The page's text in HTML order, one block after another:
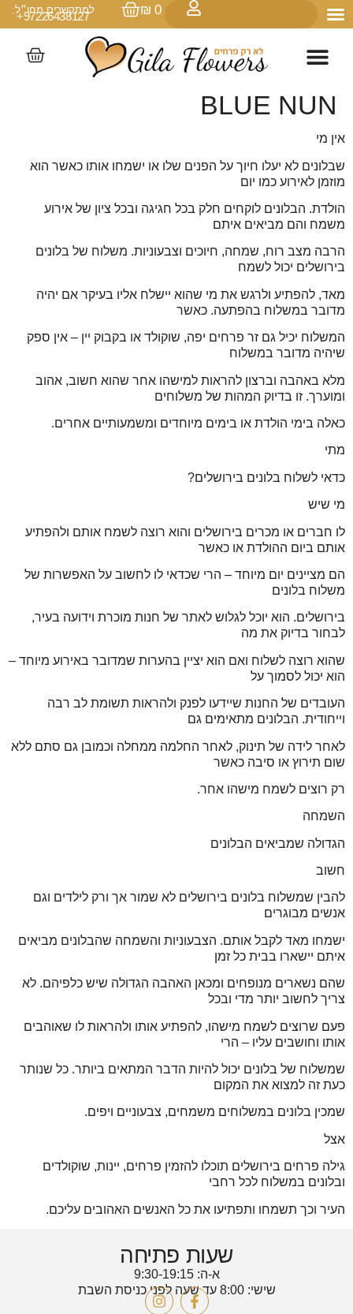
₪ 0 למתקשרים מחו״ל:
97226438127+
BLUE NUN
אין מי
שבלונים לא יעלו חיוך על הפנים שלו או ישמחו אותו כאשר הוא
מוזמן לאירוע כמו יום
הולדת. הבלונים לוקחים חלק בכל חגיגה ובכל ציון של אירוע
משמח והם מביאים איתם
הרבה מצב רוח, שמחה, חיוכים וצבעוניות. משלוח של בלונים
בירושלים יכול לשמח
מאד, להפתיע ולרגש את מי שהוא יישלח אליו בעיקר אם יהיה
מדובר במשלוח בהפתעה. כאשר
המשלוח יכיל גם זר פרחים יפה, שוקולד או בקבוק יין – אין ספק
שיהיה מדובר במשלוח
מלא באהבה וברצון להראות למישהו אחר שהוא חשוב, אהוב
ומוערך. זו בדיוק המהות של משלוחים
כאלה בימי הולדת או בימים מיוחדים ומשמעותיים אחרים.
מתי
כדאי לשלוח בלונים בירושלים?
מי שיש
לו חברים או מכרים בירושלים והוא רוצה לשמח אותם ולהפתיע
אותם ביום ההולדת או כאשר
הם מציינים יום מיוחד – הרי שכדאי לו לחשוב על האפשרות של
משלוח בלונים
בירושלים. הוא יוכל לגלוש לאתר של חנות מוכרת וידועה בעיר,
לבחור בדיוק את מה
שהוא רוצה לשלוח ואם הוא יציין בהערות שמדובר באירוע מיוחד –
הוא יכול לסמוך על
העובדים של החנות שיידעו לפנק ולהראות תשומת לב רבה
וייחודית. הבלונים מתאימים גם
לאחר לידה של תינוק, לאחר החלמה ממחלה וכמובן גם סתם ללא
שום תירוץ או סיבה כאשר
רק רוצים לשמח מישהו אחר.
השמחה
הגדולה שמביאים הבלונים
חשוב
להבין שמשלוח בלונים בירושלים לא שמור אך ורק לילדים וגם
אנשים מבוגרים
ישמחו מאד לקבל אותם. הצבעוניות והשמחה שהבלונים מביאים
איתם יישארו בבית כל זמן
שהם נשארים מנופחים ומכאן האהבה הגדולה שיש כלפיהם. לא
צריך לחשוב יותר מדי ובכל
פעם שרוצים לשמח מישהו, להפתיע אותו ולהראות לו שאוהבים
אותו וחושבים עליו – הרי
שמשלוח של בלונים יכול להיות הדבר המתאים ביותר. כל שנותר
כעת זה למצוא את המקום
שמכין בלונים במשלוחים משמחים, צבעוניים ויפים.
אצל
גילה פרחים בירושלים תוכלו להזמין פרחים, יינות, שוקולדים
ובלונים במשלוח לכל רחבי
העיר וכך תשמחו ותפתיעו את כל האנשים האהובים עליכם.
שעות פתיחה
א-ה: 9:30-19:15
שישי: 8:00 עד שעה לפני כניסת השבת